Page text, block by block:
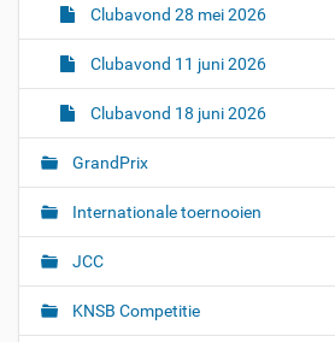
Clubavond 28 mei 2026
Clubavond 11 juni 2026
Clubavond 18 juni 2026
GrandPrix
Internationale toernooien
JCC
KNSB Competitie